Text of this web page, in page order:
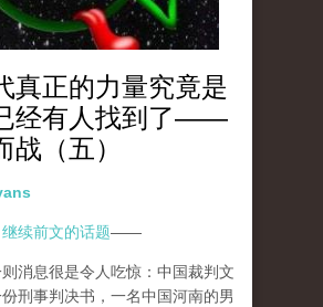
真正的力量究竟是
经有人找到了——
战（五）
继续前文的话题——
消息很是令人吃惊：中国裁判文
刑事判决书，一名中国河南的男